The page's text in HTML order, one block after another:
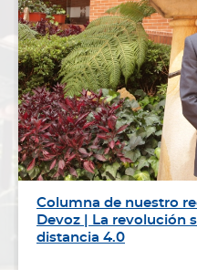
Columna de nuestro
Devoz | La revolución
distancia 4.0